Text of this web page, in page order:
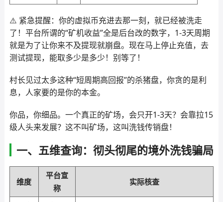
⚠️ 紧急提醒：你的虚拟币充进去那一刻，就已经被洗走
了！平台所谓的“矿机收益”全是后台改的数字，1-3天周期
就是为了让你来不及提现就崩盘。现在马上停止充值，去
测试提现，能取多少是多少！别等了！
村长见过太多这种“短周期高回报”的杀猪盘，你贪的是利
息，人家要的是你的本金。
你品，你细品。一个真正的矿场，会只开1-3天？会靠拉15
级人头来发展？这不叫矿场，这叫洗钱传销盘！
一、五维查询：彻头彻尾的境外洗钱骗局
维度
平台宣
称
实际核查